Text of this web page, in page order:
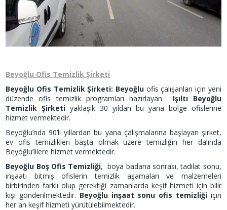
Beyoğlu Ofis Temizlik Şirketi
Beyoğlu Ofis Temizlik Şirketi: Beyoğlu ofis çalışanları için yeni
düzende ofis temizlik programları hazırlayan Işıltı Beyoğlu
Temizlik Şirketi yaklaşık 30 yıldan bu yana bölge ofislerine
hizmet vermektedir.
Beyoğlu’nda 90’lı yıllardan bu yana çalışmalarına başlayan şirket,
ev ofis temizlikleri başta olmak üzere temizliğin her dalında
Beyoğlu’lilere hizmet vermektedir.
Beyoğlu Boş Ofis Temizliği, boya badana sonrası, tadilat sonu,
inşaatı bitmiş ofislerin temizlik aşamaları ve malzemeleri
birbirinden farklı olup gerektiği zamanlarda keşif hizmeti için bilir
kişi gönderilmektedir. Beyoğlu inşaat sonu ofis temizliği için
her an keşif hizmeti yürütülebilmektedir.